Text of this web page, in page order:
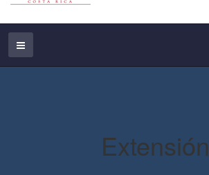
Extensión